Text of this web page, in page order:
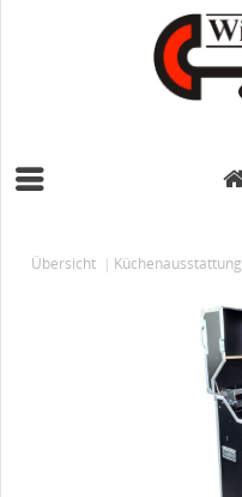
Übersicht Küchenausstattung